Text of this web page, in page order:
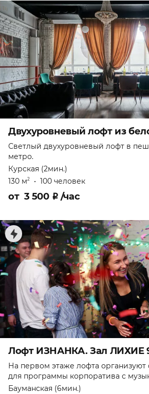
Двухуровневый лофт из
Светлый двухуровневый лофт в
метро.
Курская (2мин.)
130 м2 • 100 человек
от 3 500 ₽ /час
Лофт ИЗНАНКА. Зал ЛИХИЕ
На первом этаже лофта организуют
для программы корпоратива с
Бауманская (6мин.)